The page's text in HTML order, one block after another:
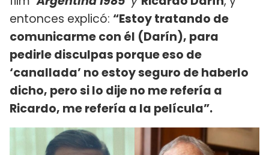
entonces explicó: “Estoy tratando de
comunicarme con él (Darín), para
pedirle disculpas porque eso de
‘canallada’ no estoy seguro de haberlo
dicho, pero si lo dije no me refería a
Ricardo, me refería a la película”.